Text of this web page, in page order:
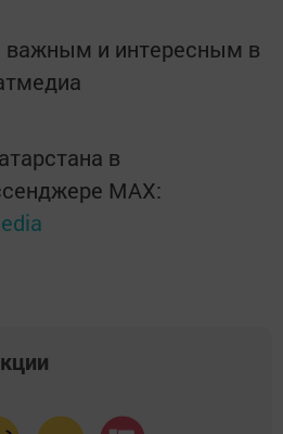
и интересным в
в
MАХ: